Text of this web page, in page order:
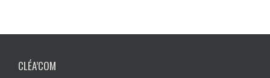
CLÉA’COM